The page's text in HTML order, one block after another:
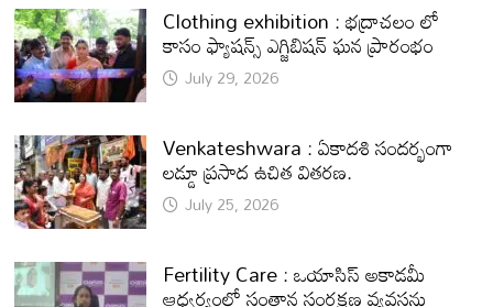
Clothing exhibition : భద్రాచలం లో
కాసం ఫ్యాషన్స్ ఎగ్జిబిషన్ ఘన ప్రారంభం
July 29, 2026
Venkateshwara : ఏకాదశి సందర్భంగా
లడ్డూ ప్రసాద ఉచిత వితరణ.
July 25, 2026
Fertility Care : ఒయాసిస్ అకాడమీ
ఆధ్వర్యంలో సంతాన సంరక్షణ వ్యవస్థను